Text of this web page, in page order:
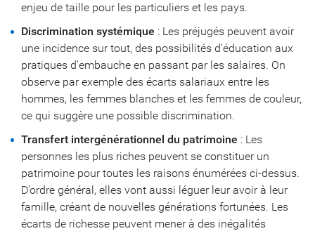
enjeu de taille pour les particuliers et les pays.
Discrimination systémique : Les préjugés peuvent avoir
une incidence sur tout, des possibilités d’éducation aux
pratiques d’embauche en passant par les salaires. On
observe par exemple des écarts salariaux entre les
hommes, les femmes blanches et les femmes de couleur,
ce qui suggère une possible discrimination.
Transfert intergénérationnel du patrimoine : Les
personnes les plus riches peuvent se constituer un
patrimoine pour toutes les raisons énumérées ci-dessus.
D’ordre général, elles vont aussi léguer leur avoir à leur
famille, créant de nouvelles générations fortunées. Les
écarts de richesse peuvent mener à des inégalités